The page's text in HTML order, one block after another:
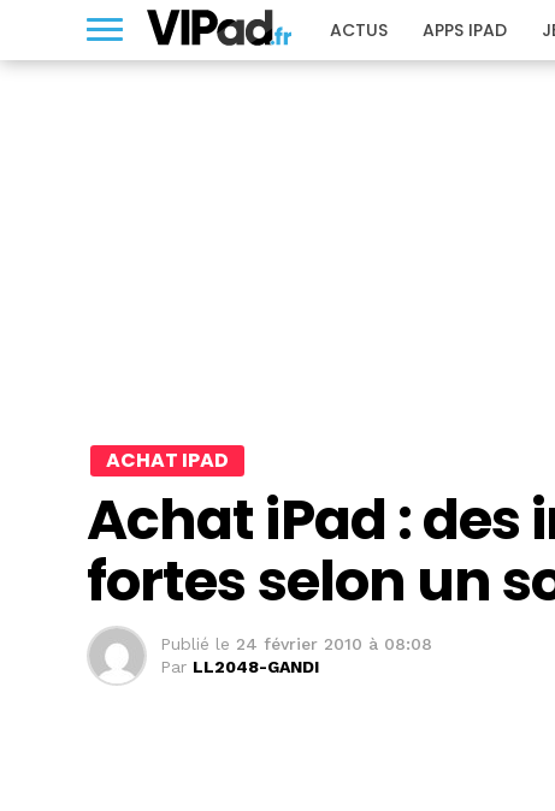
ACTUS APPS IPAD
ACHAT IPAD
Achat iPad : des
fortes selon un
Publié le 24 février 2010 à 08:08
Par LL2048-GANDI